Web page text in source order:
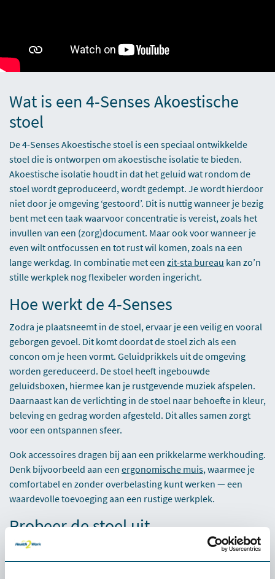
Wat is een 4-Senses Akoestische
stoel
De 4-Senses Akoestische stoel is een speciaal ontwikkelde
stoel die is ontworpen om akoestische isolatie te bieden.
Akoestische isolatie houdt in dat het geluid wat rondom de
stoel wordt geproduceerd, wordt gedempt. Je wordt hierdoor
niet door je omgeving ‘gestoord’. Dit is nuttig wanneer je bezig
bent met een taak waarvoor concentratie is vereist, zoals het
invullen van een (zorg)document. Maar ook voor wanneer je
even wilt ontfocussen en tot rust wil komen, zoals na een
lange werkdag. In combinatie met een zit-sta bureau kan zo’n
stille werkplek nog flexibeler worden ingericht.
Hoe werkt de 4-Senses
Zodra je plaatsneemt in de stoel, ervaar je een veilig en vooral
geborgen gevoel. Dit komt doordat de stoel zich als een
concon om je heen vormt. Geluidprikkels uit de omgeving
worden gereduceerd. De stoel heeft ingebouwde
geluidsboxen, hiermee kan je rustgevende muziek afspelen.
Daarnaast kan de verlichting in de stoel naar behoefte in kleur,
beleving en gedrag worden afgesteld. Dit alles samen zorgt
voor een ontspannen sfeer.
Ook accessoires dragen bij aan een prikkelarme werkhouding.
Denk bijvoorbeeld aan een ergonomische muis, waarmee je
comfortabel en zonder overbelasting kunt werken — een
waardevolle toevoeging aan een rustige werkplek.
Probeer de stoel uit,
Wil jij de akoestische stoel in jouw werkomgeving
uitproberen? Dat kan! Je kan de stoel gratis uitproberen!